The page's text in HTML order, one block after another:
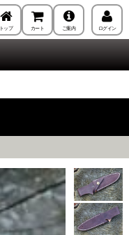
トップ カート ご案内 ログイン